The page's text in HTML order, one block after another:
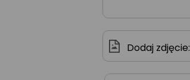
Dodaj zdjęcie: